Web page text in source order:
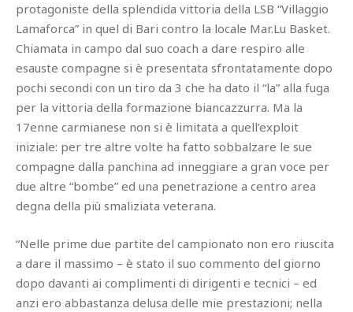
protagoniste della splendida vittoria della LSB “Villaggio
Lamaforca” in quel di Bari contro la locale Mar.Lu Basket.
Chiamata in campo dal suo coach a dare respiro alle
esauste compagne si è presentata sfrontatamente dopo
pochi secondi con un tiro da 3 che ha dato il “la” alla fuga
per la vittoria della formazione biancazzurra. Ma la
17enne carmianese non si è limitata a quell’exploit
iniziale: per tre altre volte ha fatto sobbalzare le sue
compagne dalla panchina ad inneggiare a gran voce per
due altre “bombe” ed una penetrazione a centro area
degna della più smaliziata veterana.
“Nelle prime due partite del campionato non ero riuscita
a dare il massimo – è stato il suo commento del giorno
dopo davanti ai complimenti di dirigenti e tecnici – ed
anzi ero abbastanza delusa delle mie prestazioni; nella